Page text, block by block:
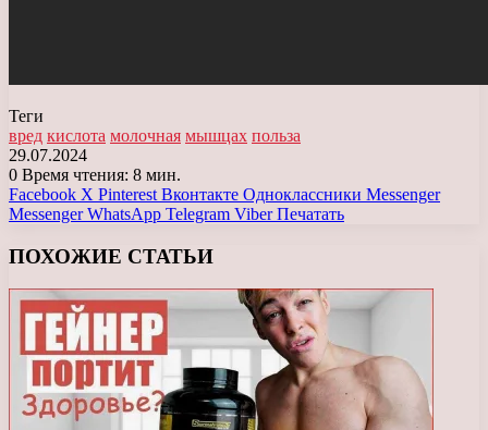
Теги
вред кислота молочная мышцах польза
29.07.2024
0 Время чтения: 8 мин.
Facebook X Pinterest Вконтакте Одноклассники Messenger
Messenger WhatsApp Telegram Viber Печатать
ПОХОЖИЕ СТАТЬИ